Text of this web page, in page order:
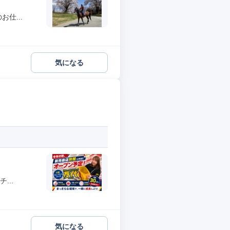
仕...
気になる
...
気になる